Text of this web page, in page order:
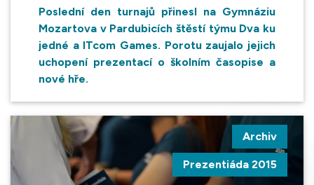
Poslední den turnajů přinesl na Gymnáziu
Mozartova v Pardubicích štěstí týmu Dva ku
jedné a ITcom Games. Porotu zaujalo jejich
uchopení prezentací o školním časopise a
nové hře.
Archiv
Prezentiáda 2015